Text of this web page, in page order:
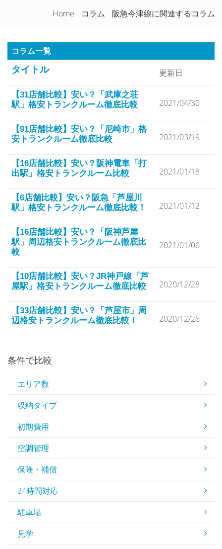
トランクルームを徹底比較！
Home コラム 阪急今津線に関連するコラム
コラム一覧
タイトル 更新日
【31店舗比較】安い？「武庫之荘
駅」格安トランクルーム徹底比較
2021/04/30
【91店舗比較】安い？「尼崎市」格
安トランクルーム徹底比較
2021/03/19
【16店舗比較】安い？阪神電車「打
出駅」格安トランクルーム比較
2021/01/18
【6店舗比較】安い？阪急「芦屋川
駅」格安トランクルーム徹底比較！
2021/01/12
【16店舗比較】安い？「阪神芦屋
駅」周辺格安トランクルーム徹底比
較
2021/01/06
【10店舗比較】安い？JR神戸線「芦
屋駅」格安トランクルーム徹底比較
2020/12/28
【33店舗比較】安い？「芦屋市」周
辺格安トランクルーム徹底比較！
2020/12/26
条件で比較
エリア数
収納タイプ
初期費用
空調管理
保険・補償
24時間対応
駐車場
見学